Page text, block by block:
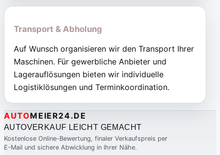
Transport & Abholung
Auf Wunsch organisieren wir den Transport Ihrer
Maschinen. Für gewerbliche Anbieter und
Lagerauflösungen bieten wir individuelle
Logistiklösungen und Terminkoordination.
AUTOMEIER24.DE
AUTOVERKAUF LEICHT GEMACHT
Kostenlose Online-Bewertung, finaler Verkaufspreis per
E-Mail und sichere Abwicklung in Ihrer Nähe.